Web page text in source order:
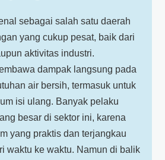
sebagai salah satu daerah
yang cukup pesat, baik dari
aktivitas industri.
dampak langsung pada
air bersih, termasuk untuk
isi ulang. Banyak pelaku
besar di sektor ini, karena
yang praktis dan terjangkau
waktu ke waktu. Namun di balik